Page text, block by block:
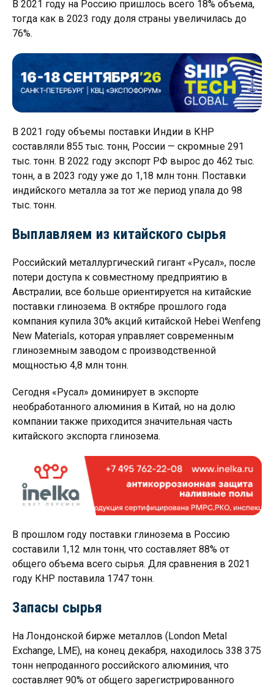
В 2021 году на Россию пришлось всего 18% объема,
тогда как в 2023 году доля страны увеличилась до
76%.
В 2021 году объемы поставки Индии в КНР
составляли 855 тыс. тонн, России — скромные 291
тыс. тонн. В 2022 году экспорт РФ вырос до 462 тыс.
тонн, а в 2023 году уже до 1,18 млн тонн. Поставки
индийского металла за тот же период упала до 98
тыс. тонн.
Выплавляем из китайского сырья
Российский металлургический гигант «Русал», после
потери доступа к совместному предприятию в
Австралии, все больше ориентируется на китайские
поставки глинозема. В ​​октябре прошлого года
компания купила 30% акций китайской Hebei Wenfeng
New Materials, которая управляет современным
глиноземным заводом с производственной
мощностью 4,8 млн тонн.
Сегодня «Русал» доминирует в экспорте
необработанного алюминия в Китай, но на долю
компании также приходится значительная часть
китайского экспорта глинозема.
В прошлом году поставки глинозема в Россию
составили 1,12 млн тонн, что составляет 88% от
общего объема всего сырья. Для сравнения в 2021
году КНР поставила 1747 тонн.
Запасы сырья
На Лондонской бирже металлов (London Metal
Exchange, LME), на конец декабря, находилось 338 375
тонн непроданного российского алюминия, что
составляет 90% от общего зарегистрированного